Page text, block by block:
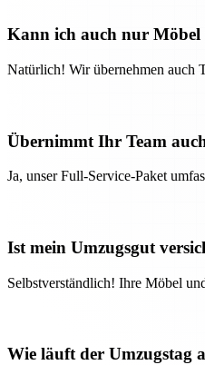
Kann ich auch nur Möbel
Natürlich! Wir übernehmen auch
Übernimmt Ihr Team
Ja, unser Full-Service-Paket
Ist mein Umzugsgut
Selbstverständlich! Ihre Möbel
Wie läuft der Umzugstag